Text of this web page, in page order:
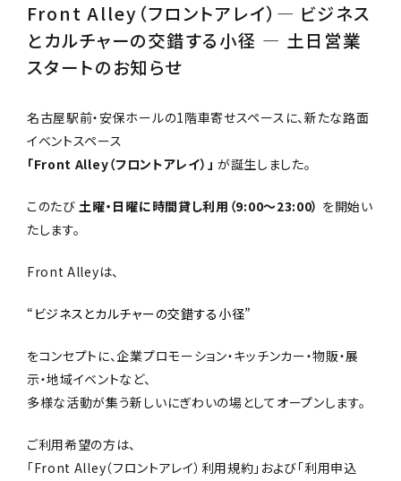
Front Alley（フロントアレイ）― ビジネス
とカルチャーの交錯する小径 ― 土日営業
スタートのお知らせ
名古屋駅前・安保ホールの1階車寄せスペースに、新たな路面
イベントスペース
「Front Alley（フロントアレイ）」 が誕生しました。
このたび土曜・日曜に時間貸し利用（9:00〜23:00） を開始い
たします。
Front Alleyは、
“ビジネスとカルチャーの交錯する小径”
をコンセプトに、企業プロモーション・キッチンカー・物販・展
示・地域イベントなど、
多様な活動が集う新しいにぎわいの場としてオープンします。
ご利用希望の方は、
「Front Alley（フロントアレイ）利用規約」および「利用申込